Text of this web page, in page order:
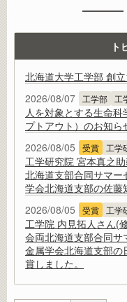
ト
北海道大学工学部 創
2026/08/07
工学部 工
人を対象とする生命
プトアウト）のお知ら
2026/08/05
受賞 工学
工学研究院 宮本真之
北海道支部合同サマ
学会北海道支部の佐藤
2026/08/05
受賞 工学
工学院 内見拓人さん(
会両北海道支部合同
金属学会北海道支部
賞しました。